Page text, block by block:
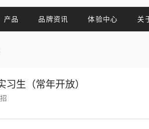
产品 品牌资讯 体验中心 关
习生（常年开放）